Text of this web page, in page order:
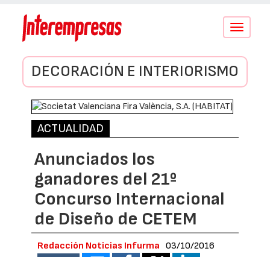
Conmutar
DECORACIÓN E INTERIORISMO
ACTUALIDAD
Anunciados los
ganadores del 21º
Concurso Internacional
de Diseño de CETEM
Redacción Noticias Infurma 03/10/2016